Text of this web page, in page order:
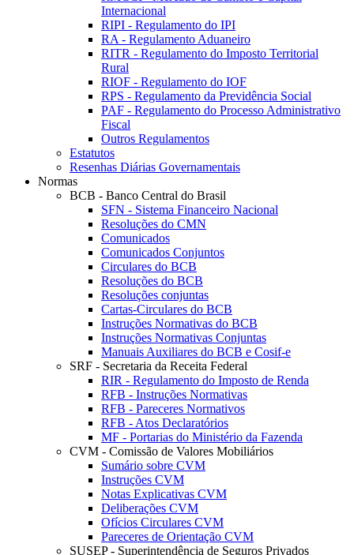
Internacional
RIPI - Regulamento do IPI
RA - Regulamento Aduaneiro
RITR - Regulamento do Imposto Territorial
Rural
RIOF - Regulamento do IOF
RPS - Regulamento da Previdência Social
PAF - Regulamento do Processo Administrativo
Fiscal
Outros Regulamentos
Estatutos
Resenhas Diárias Governamentais
Normas
BCB - Banco Central do Brasil
SFN - Sistema Financeiro Nacional
Resoluções do CMN
Comunicados
Comunicados Conjuntos
Circulares do BCB
Resoluções do BCB
Resoluções conjuntas
Cartas-Circulares do BCB
Instruções Normativas do BCB
Instruções Normativas Conjuntas
Manuais Auxiliares do BCB e Cosif-e
SRF - Secretaria da Receita Federal
RIR - Regulamento do Imposto de Renda
RFB - Instruções Normativas
RFB - Pareceres Normativos
RFB - Atos Declaratórios
MF - Portarias do Ministério da Fazenda
CVM - Comissão de Valores Mobiliários
Sumário sobre CVM
Instruções CVM
Notas Explicativas CVM
Deliberações CVM
Ofícios Circulares CVM
Pareceres de Orientação CVM
SUSEP - Superintendência de Seguros Privados